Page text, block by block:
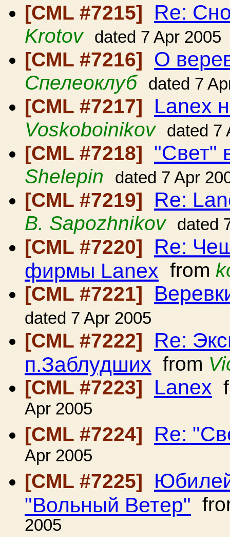
[CML #7215] Re:
Krotov dated 7 Apr 2005
[CML #7216] О
Спелеоклуб dated 7
[CML #7217] Lanex
Voskoboinikov dated 7
[CML #7218] "Свет"
Shelepin dated 7 Apr
[CML #7219] Re:
B. Sapozhnikov dated
[CML #7220] Re:
фирмы Lanex from
[CML #7221]
dated 7 Apr 2005
[CML #7222] Re:
п.Заблудших from
[CML #7223]
Lanex
Apr 2005
[CML #7224]
Re:
Apr 2005
[CML #7225]
"Вольный Ветер"
2005